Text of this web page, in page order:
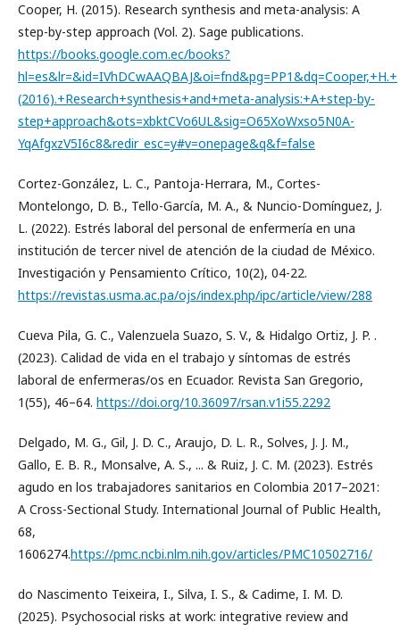
Cooper, H. (2015). Research synthesis and meta-analysis: A
step-by-step approach (Vol. 2). Sage publications.
https://books.google.com.ec/books?
hl=es&lr=&id=IVhDCwAAQBAJ&oi=fnd&pg=PP1&dq=Cooper,+H.+
(2016).+Research+synthesis+and+meta-analysis:+A+step-by-
step+approach&ots=xbktCVo6UL&sig=O65XoWxso5N0A-
YqAfgxzV5I6c8&redir_esc=y#v=onepage&q&f=false
Cortez-González, L. C., Pantoja-Herrara, M., Cortes-
Montelongo, D. B., Tello-García, M. A., & Nuncio-Domínguez, J.
L. (2022). Estrés laboral del personal de enfermería en una
institución de tercer nivel de atención de la ciudad de México.
Investigación y Pensamiento Crítico, 10(2), 04-22.
https://revistas.usma.ac.pa/ojs/index.php/ipc/article/view/288
Cueva Pila, G. C., Valenzuela Suazo, S. V., & Hidalgo Ortiz, J. P. .
(2023). Calidad de vida en el trabajo y síntomas de estrés
laboral de enfermeras/os en Ecuador. Revista San Gregorio,
1(55), 46–64. https://doi.org/10.36097/rsan.v1i55.2292
Delgado, M. G., Gil, J. D. C., Araujo, D. L. R., Solves, J. J. M.,
Gallo, E. B. R., Monsalve, A. S., ... & Ruiz, J. C. M. (2023). Estrés
agudo en los trabajadores sanitarios en Colombia 2017–2021:
A Cross-Sectional Study. International Journal of Public Health,
68,
1606274.https://pmc.ncbi.nlm.nih.gov/articles/PMC10502716/
do Nascimento Teixeira, I., Silva, I. S., & Cadime, I. M. D.
(2025). Psychosocial risks at work: integrative review and